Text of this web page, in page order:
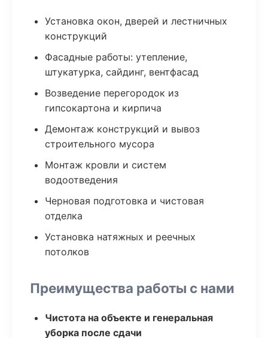
Установка окон, дверей и лестничных
конструкций
Фасадные работы: утепление,
штукатурка, сайдинг, вентфасад
Возведение перегородок из
гипсокартона и кирпича
Демонтаж конструкций и вывоз
строительного мусора
Монтаж кровли и систем
водоотведения
Черновая подготовка и чистовая
отделка
Установка натяжных и реечных
потолков
Преимущества работы с нами
Чистота на объекте и генеральная
уборка после сдачи